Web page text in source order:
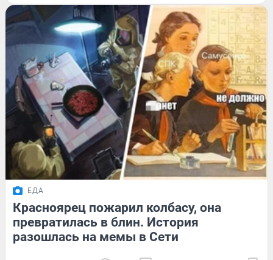
ЕДА
Красноярец пожарил колбасу, она
превратилась в блин. История
разошлась на мемы в Сети